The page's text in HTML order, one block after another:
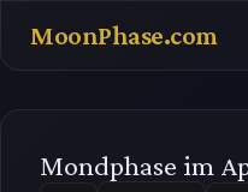
MoonPhase.com
Mondphase im